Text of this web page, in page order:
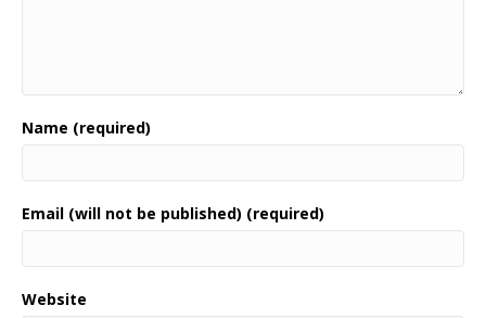
Name (required)
Email (will not be published) (required)
Website